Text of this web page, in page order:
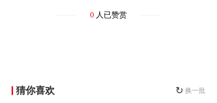
0人已赞赏
猜你喜欢 ↻ 换一批